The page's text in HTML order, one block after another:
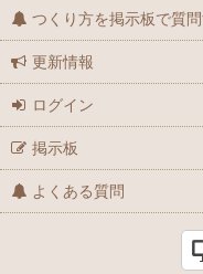
つくり方を掲示板で質
更新情報
ログイン
掲示板
よくある質問